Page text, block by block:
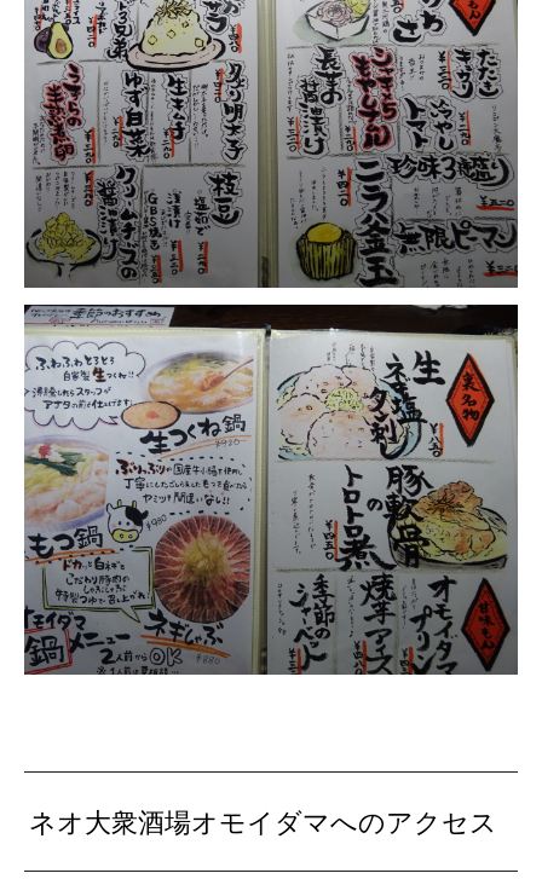
ネオ大衆酒場オモイダマへのアクセス